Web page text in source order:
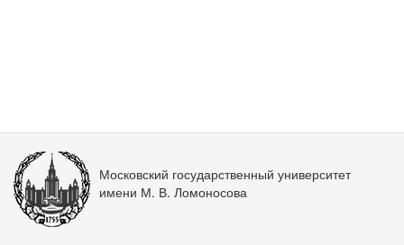
Московский государственный университет
имени М. В. Ломоносова